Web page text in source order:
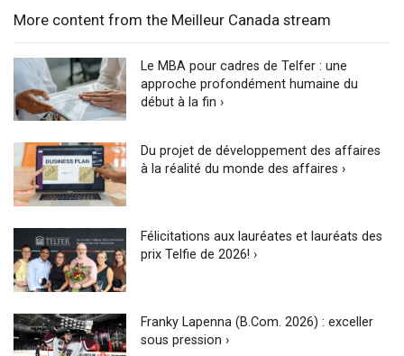
More content from the Meilleur Canada stream
Le MBA pour cadres de Telfer : une
approche profondément humaine du
début à la fin ›
Du projet de développement des affaires
à la réalité du monde des affaires ›
Félicitations aux lauréates et lauréats des
prix Telfie de 2026! ›
Franky Lapenna (B.Com. 2026) : exceller
sous pression ›